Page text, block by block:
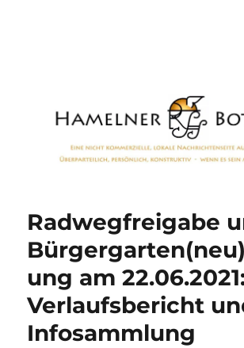
Radwegfreigabe
ung am
Verlaufsbericht
Infosammlung